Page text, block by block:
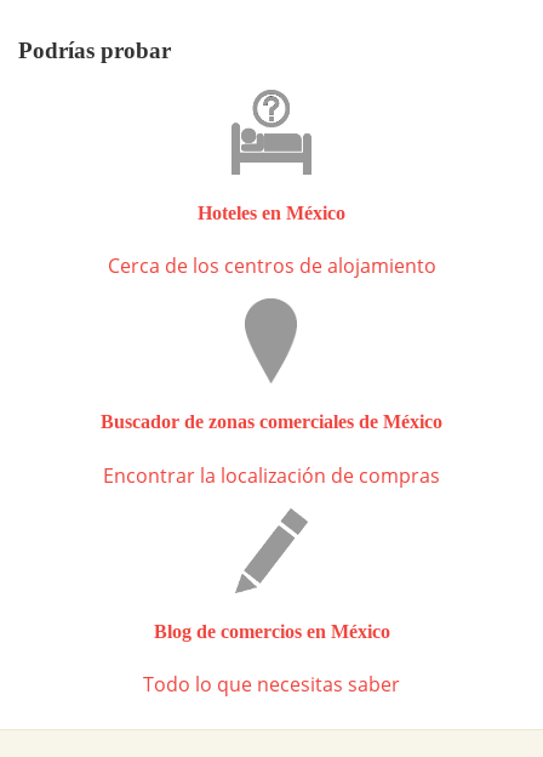
Podrías probar
Hoteles en México
Cerca de los centros de alojamiento
Buscador de zonas comerciales de México
Encontrar la localización de compras
Blog de comercios en México
Todo lo que necesitas saber